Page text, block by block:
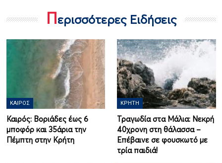
Περισσότερες Ειδήσεις
ΚΑΙΡΌΣ
Καιρός: Βοριάδες έως 6
μποφόρ και 35άρια την
Πέμπτη στην Κρήτη
ΚΡΉΤΗ
Τραγωδία στα Μάλια: Νεκρή
40χρονη στη θάλασσα –
Επέβαινε σε φουσκωτό με
τρία παιδιά!